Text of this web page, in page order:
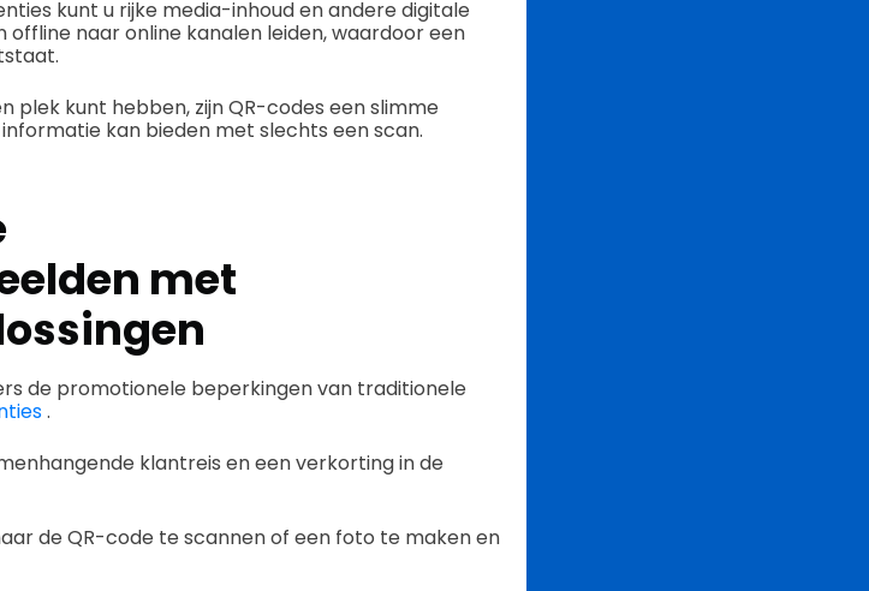
kunt u rijke media-inhoud en andere digitale
naar online kanalen leiden, waardoor een
plek kunt hebben, zijn QR-codes een slimme
kan bieden met slechts een scan.
met
de promotionele beperkingen van traditionele
.
klantreis en een verkorting in de
de QR-code te scannen of een foto te maken en